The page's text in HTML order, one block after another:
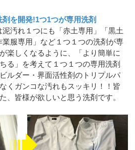
を開発!1つ1つが専用洗剤
汚れ１つにも「赤土専用」「黒土
服専用」など１つ１つの洗剤が専
楽しくなるように、「より簡単に
る」を考えて１つ１つの専用洗剤
ルダー・界面活性剤のトリプルパ
くガンコな汚れもスッキリ！！皆
、皆様が欲しいと思う洗剤です。